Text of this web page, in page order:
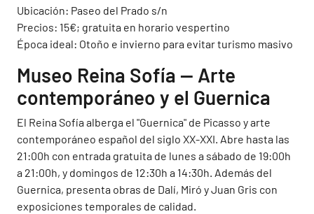
Ubicación: Paseo del Prado s/n
Precios: 15€; gratuita en horario vespertino
Época ideal: Otoño e invierno para evitar turismo masivo
Museo Reina Sofía — Arte
contemporáneo y el Guernica
El Reina Sofía alberga el "Guernica" de Picasso y arte
contemporáneo español del siglo XX-XXI. Abre hasta las
21:00h con entrada gratuita de lunes a sábado de 19:00h
a 21:00h, y domingos de 12:30h a 14:30h. Además del
Guernica, presenta obras de Dalí, Miró y Juan Gris con
exposiciones temporales de calidad.